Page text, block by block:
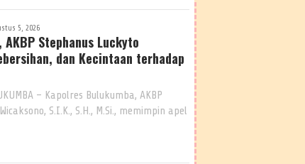
5, 2026
Stephanus Luckyto
dan Kecintaan terhadap
– Kapolres Bulukumba, AKBP
S.I.K., S.H., M.Si., memimpin apel